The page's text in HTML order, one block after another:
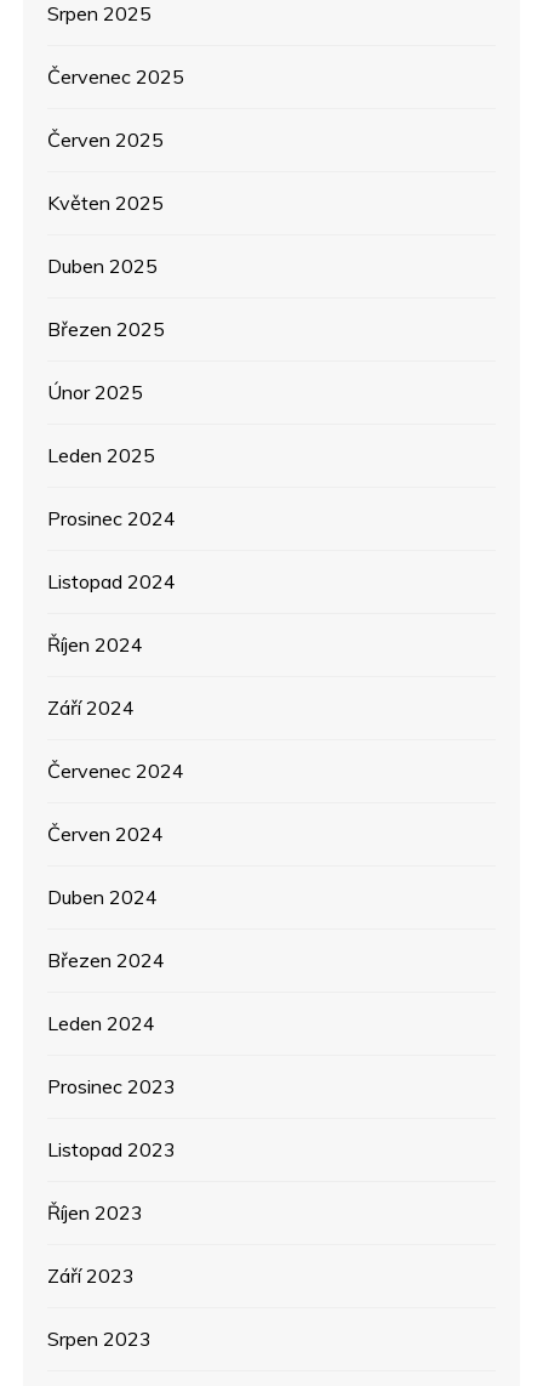
Srpen 2025
Červenec 2025
Červen 2025
Květen 2025
Duben 2025
Březen 2025
Únor 2025
Leden 2025
Prosinec 2024
Listopad 2024
Říjen 2024
Září 2024
Červenec 2024
Červen 2024
Duben 2024
Březen 2024
Leden 2024
Prosinec 2023
Listopad 2023
Říjen 2023
Září 2023
Srpen 2023